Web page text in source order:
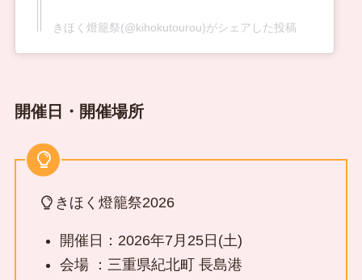
きほく燈籠祭(@kihokutourou)がシェアした投稿
開催日・開催場所
きほく燈籠祭2026
開催日：2026年7月25日(土)
会場 ：三重県紀北町 長島港